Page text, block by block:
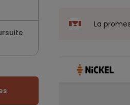
La